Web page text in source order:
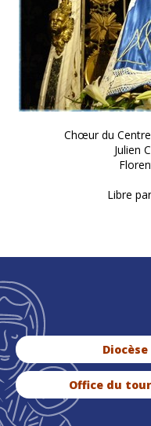
Chœur du
Julien
Libre
Office du